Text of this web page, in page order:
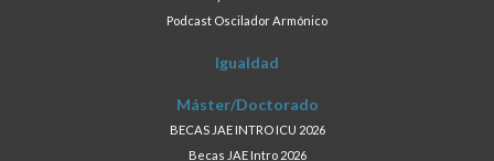
Podcast Oscilador Armónico
Igualdad
Máster/Doctorado
BECAS JAE INTRO ICU 2026
Becas JAE Intro 2026